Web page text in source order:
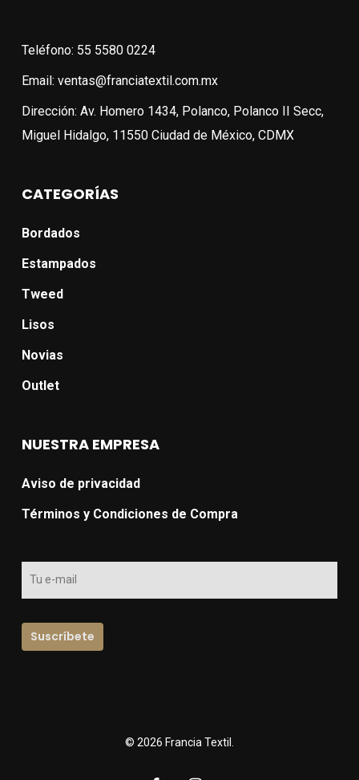
Teléfono: 55 5580 0224
Email: ventas@franciatextil.com.mx
Dirección: Av. Homero 1434, Polanco, Polanco II Secc,
Miguel Hidalgo, 11550 Ciudad de México, CDMX
CATEGORÍAS
Bordados
Estampados
Tweed
Lisos
Novias
Outlet
NUESTRA EMPRESA
Aviso de privacidad
Términos y Condiciones de Compra
© 2026 Francia Textil.